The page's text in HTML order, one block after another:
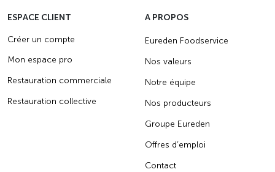
ESPACE CLIENT
Créer un compte
Mon espace pro
Restauration commerciale
Restauration collective
A PROPOS
Eureden Foodservice
Nos valeurs
Notre équipe
Nos producteurs
Groupe Eureden
Offres d’emploi
Contact